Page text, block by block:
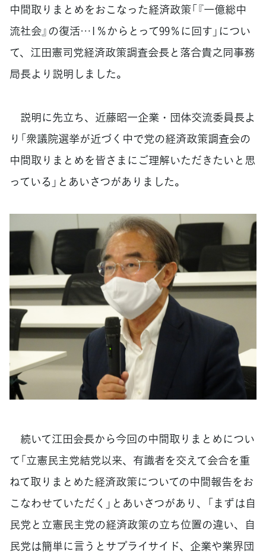
中間取りまとめをおこなった経済政策「『一億総中
流社会』の復活…1％からとって99％に回す」につい
て、江田憲司党経済政策調査会長と落合貴之同事務
局長より説明しました。
説明に先立ち、近藤昭一企業・団体交流委員長よ
り「衆議院選挙が近づく中で党の経済政策調査会の
中間取りまとめを皆さまにご理解いただきたいと思
っている」とあいさつがありました。
続いて江田会長から今回の中間取りまとめについ
て「立憲民主党結党以来、有識者を交えて会合を重
ねて取りまとめた経済政策についての中間報告をお
こなわせていただく」とあいさつがあり、「まずは自
民党と立憲民主党の経済政策の立ち位置の違い、自
民党は簡単に言うとサプライサイド、企業や業界団